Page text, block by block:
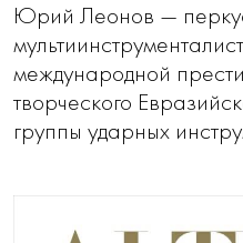
Юрий Леонов —
международной
творческого
группы ударных